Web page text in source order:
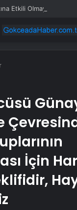
Etkili Olmaya Başladı
İçin